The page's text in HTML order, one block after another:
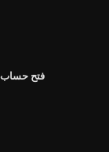
فتح حساب